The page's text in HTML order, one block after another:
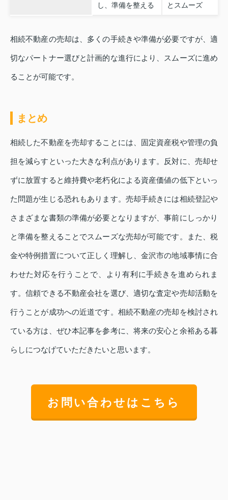
し、準備を整える
とスムーズ
相続不動産の売却は、多くの手続きや準備が必要ですが、適
切なパートナー選びと計画的な進行により、スムーズに進め
ることが可能です。
まとめ
相続した不動産を売却することには、固定資産税や管理の負
担を減らすといった大きな利点があります。反対に、売却せ
ずに放置すると維持費や老朽化による資産価値の低下といっ
た問題が生じる恐れもあります。売却手続きには相続登記や
さまざまな書類の準備が必要となりますが、事前にしっかり
と準備を整えることでスムーズな売却が可能です。また、税
金や特例措置について正しく理解し、金沢市の地域事情に合
わせた対応を行うことで、より有利に手続きを進められま
す。信頼できる不動産会社を選び、適切な査定や売却活動を
行うことが成功への近道です。相続不動産の売却を検討され
ている方は、ぜひ本記事を参考に、将来の安心と余裕ある暮
らしにつなげていただきたいと思います。
お問い合わせはこちら